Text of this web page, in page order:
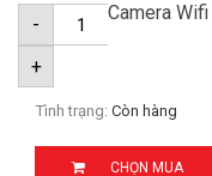
- Camera
+
Tình trạng: Còn hàng
CHỌN MUA